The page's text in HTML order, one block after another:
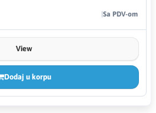
Sa PDV-om
View
Dodaj u korpu